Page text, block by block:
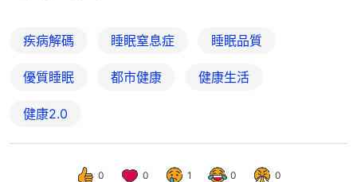
疾病解碼 睡眠窒息症 睡眠品質
優質睡眠 都市健康 健康生活
健康2.0
0 0 1 0 0